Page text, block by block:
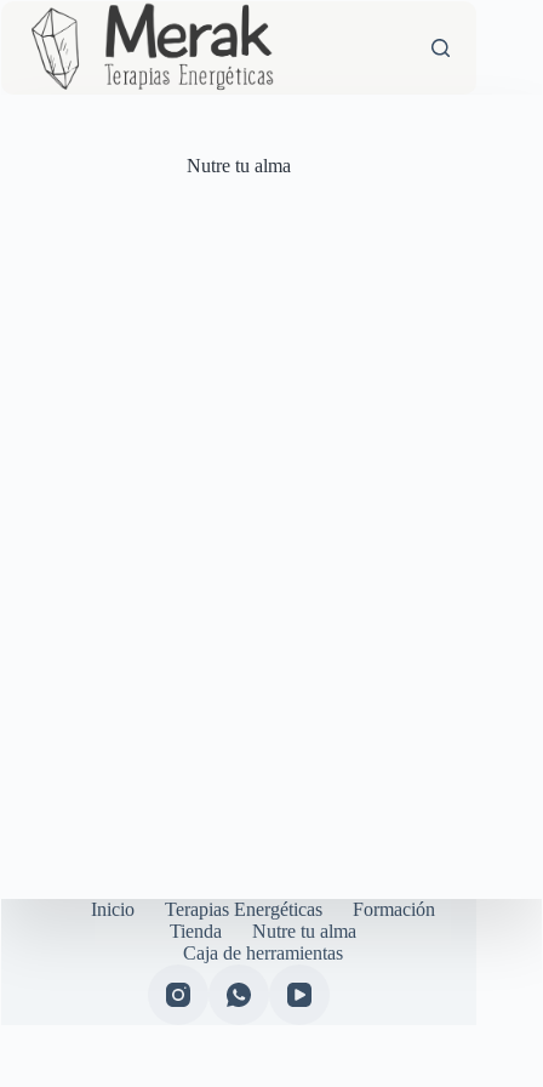
contenido
Nutre tu alma
Inicio Terapias Energéticas
Formación
Tienda
Nutre tu alma
Caja de herramientas